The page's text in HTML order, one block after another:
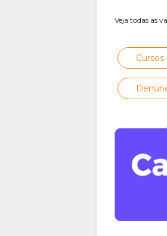
Veja todas as